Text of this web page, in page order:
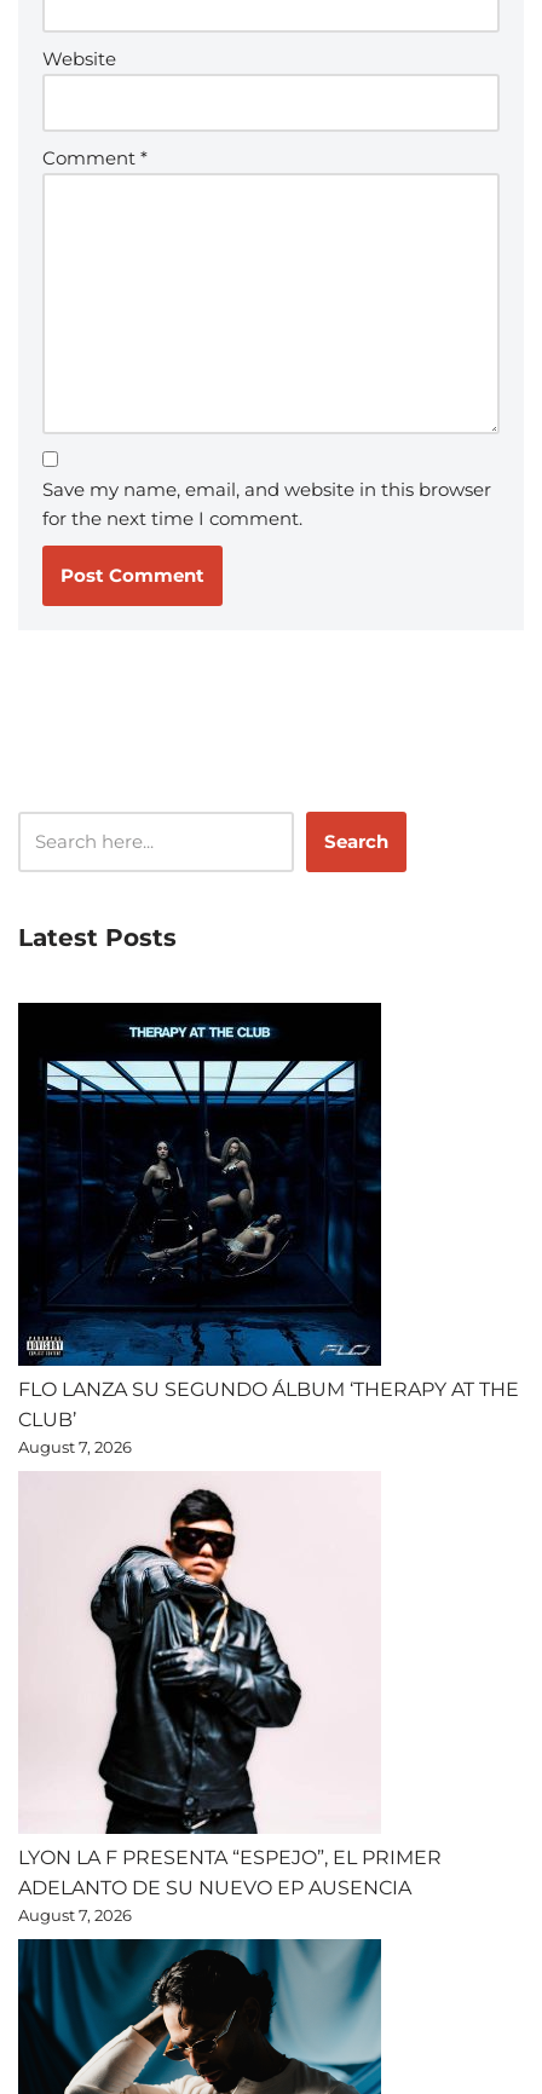
Website
Comment *
Save my name, email, and website in this browser
for the next time I comment.
Search
Latest Posts
FLO LANZA SU SEGUNDO ÁLBUM ‘THERAPY AT THE
CLUB’
August 7, 2026
LYON LA F PRESENTA “ESPEJO”, EL PRIMER
ADELANTO DE SU NUEVO EP AUSENCIA
August 7, 2026